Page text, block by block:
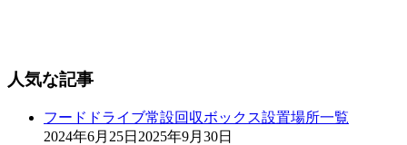
人気な記事
フードドライブ常設回収ボックス設置場所一覧
2024年6月25日 2025年9月30日